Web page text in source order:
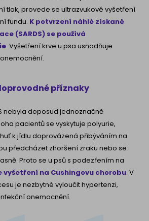
tlak, provede se ultrazvukové vyšetření
fundu. K potvrzení náhlé získané
(SARDS) se používá
. Vyšetření krve u psa usnadňuje
příznaky
nebyla doposud jednoznačně
pacientů se vyskytuje polyurie,
k jídlu doprovázená přibýváním na
předcházet zhoršení zraku nebo se
Proto se u psů s podezřením na
vyšetření na Cushingovu chorobu. V
je nezbytné vyloučit hypertenzi,
onemocnění.